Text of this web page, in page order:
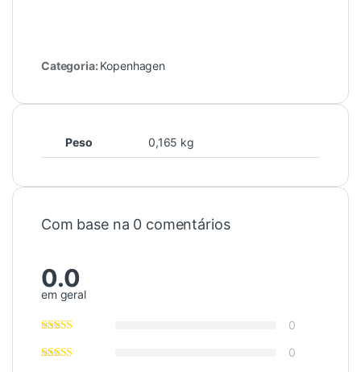
Categoria: Kopenhagen
Peso 0,165 kg
Com base na 0 comentários
0.0
em geral
0
0